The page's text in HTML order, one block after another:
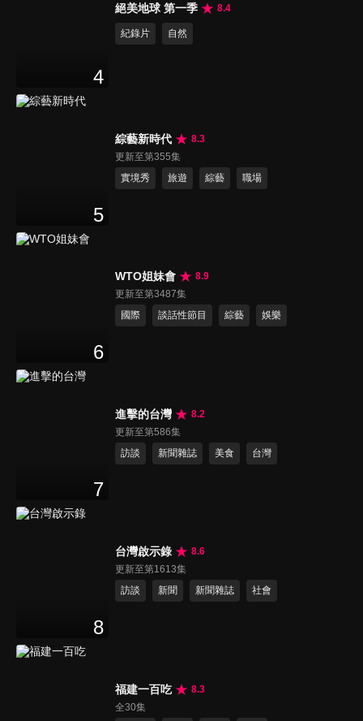
4
絕美地球 第一季 8.4
紀錄片 自然
5
綜藝新時代
8.3
更新至第355集
實境秀
旅遊 綜藝 職場
6
WTO姐妹會
8.9
更新至第3487集
國際
談話性節目 綜藝 娛樂
7
進擊的台灣
8.2
更新至第586集
訪談
新聞雜誌 美食 台灣
8
台灣啟示錄
8.6
更新至第1613集
訪談
新聞 新聞雜誌 社會
福建一百吃
8.3
全30集